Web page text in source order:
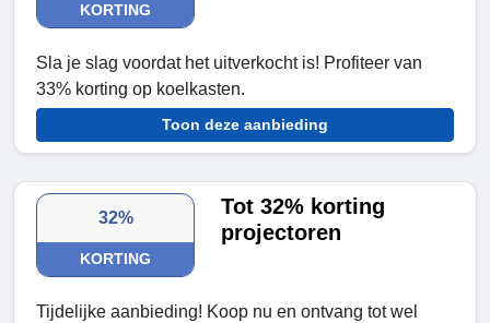
KORTING
Sla je slag voordat het uitverkocht is! Profiteer van
33% korting op koelkasten.
Toon deze aanbieding
32%
KORTING
Tot 32% korting
projectoren
Tijdelijke aanbieding! Koop nu en ontvang tot wel